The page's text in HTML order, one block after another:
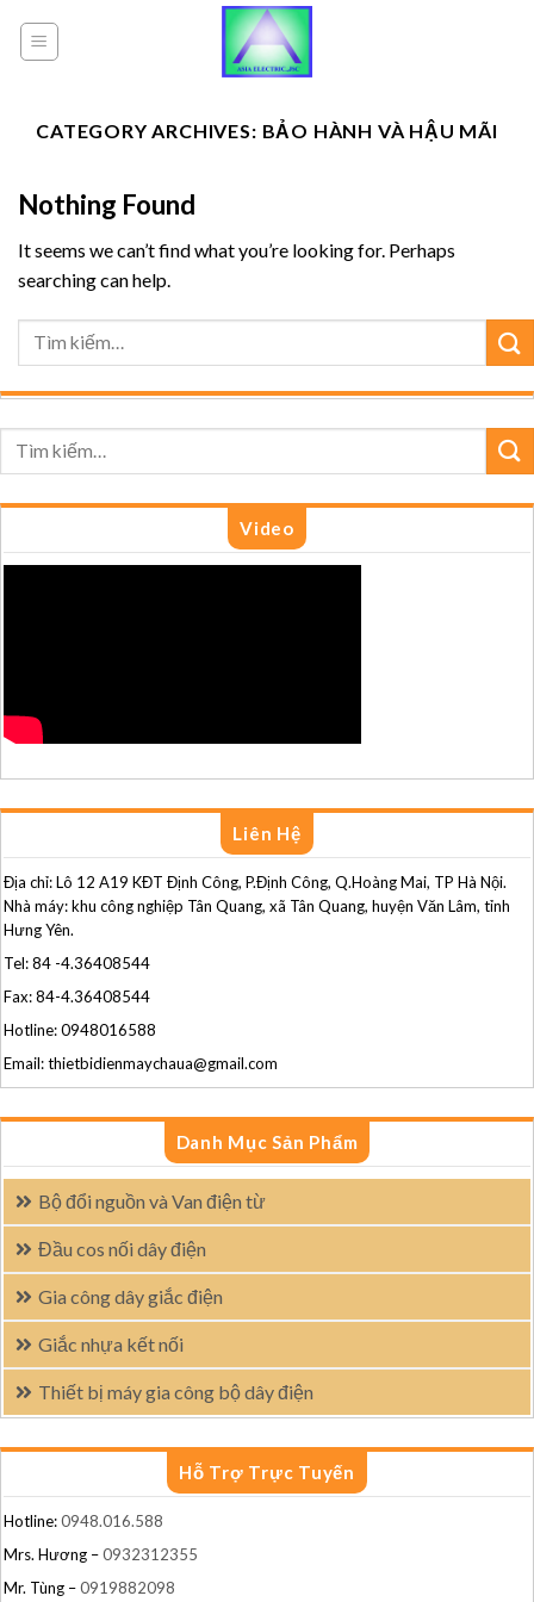
CATEGORY ARCHIVES: BẢO HÀNH VÀ HẬU MÃI
Video
Liên Hệ
Địa chỉ: Lô 12 A19 KĐT Định Công, P.Định Công, Q.Hoàng Mai, TP Hà Nội.
Nhà máy: khu công nghiệp Tân Quang, xã Tân Quang, huyện Văn Lâm, tỉnh
Hưng Yên.
Tel: 84 -4.36408544
Fax: 84-4.36408544
Hotline: 0948016588
Email: thietbidienmaychaua@gmail.com
Danh Mục Sản Phẩm
Bộ đổi nguồn và Van điện từ
Đầu cos nối dây điện
Gia công dây giắc điện
Giắc nhựa kết nối
Thiết bị máy gia công bộ dây điện
Hỗ Trợ Trực Tuyến
Hotline:0948.016.588
Mrs. Hương –0932312355
Mr. Tùng –0919882098
Nothing Found
It seems we can’t find what you’re looking for. Perhaps
searching can help.